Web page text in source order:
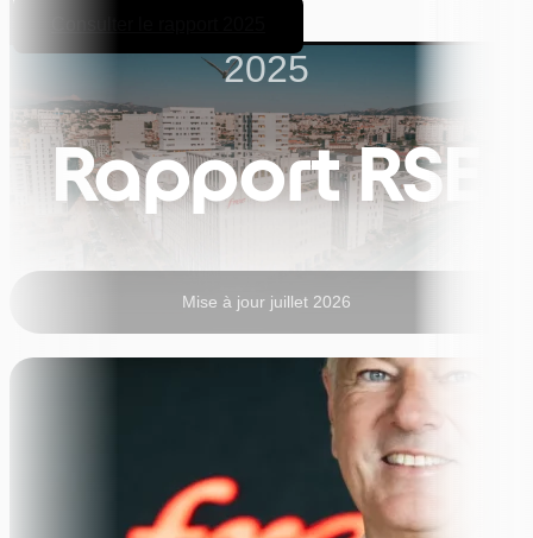
2025
Rapport RSE
Mise à jour juillet 2026